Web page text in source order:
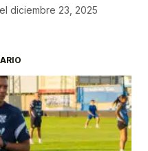
diciembre 23, 2025